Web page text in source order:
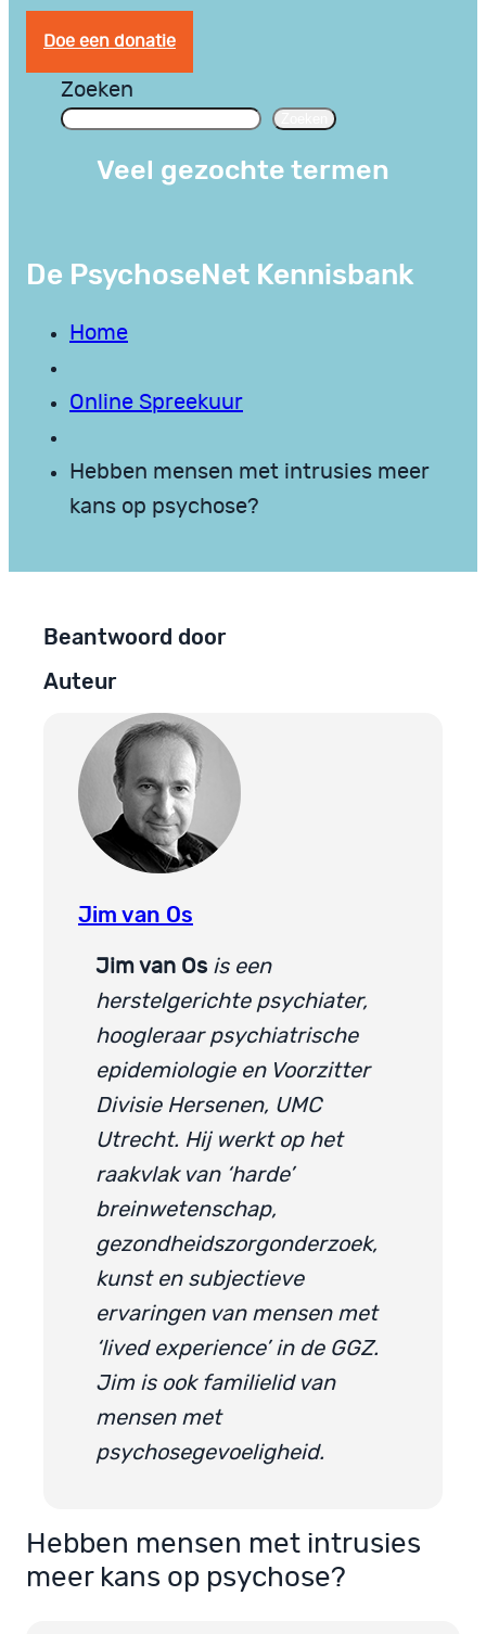
Doe een donatie
Zoeken
Veel gezochte termen
De PsychoseNet Kennisbank
Home
Online Spreekuur
Hebben mensen met intrusies meer
kans op psychose?
Beantwoord door
Auteur
Jim van Os
Jim van Os is een
herstelgerichte psychiater,
hoogleraar psychiatrische
epidemiologie en Voorzitter
Divisie Hersenen, UMC
Utrecht. Hij werkt op het
raakvlak van ‘harde’
breinwetenschap,
gezondheidszorgonderzoek,
kunst en subjectieve
ervaringen van mensen met
‘lived experience’ in de GGZ.
Jim is ook familielid van
mensen met
psychosegevoeligheid.
Hebben mensen met intrusies
meer kans op psychose?